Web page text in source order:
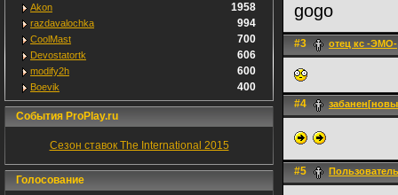
Akon 1958
razdavalochka 994
CoolMast 700
Devostatortk 606
modify2h 600
Boevik 400
События ProPlay.ru
Сезон ставок The International 2015
Голосование
gogo
#3 отец кс -ЭМО-
#4
#5 Пользователь